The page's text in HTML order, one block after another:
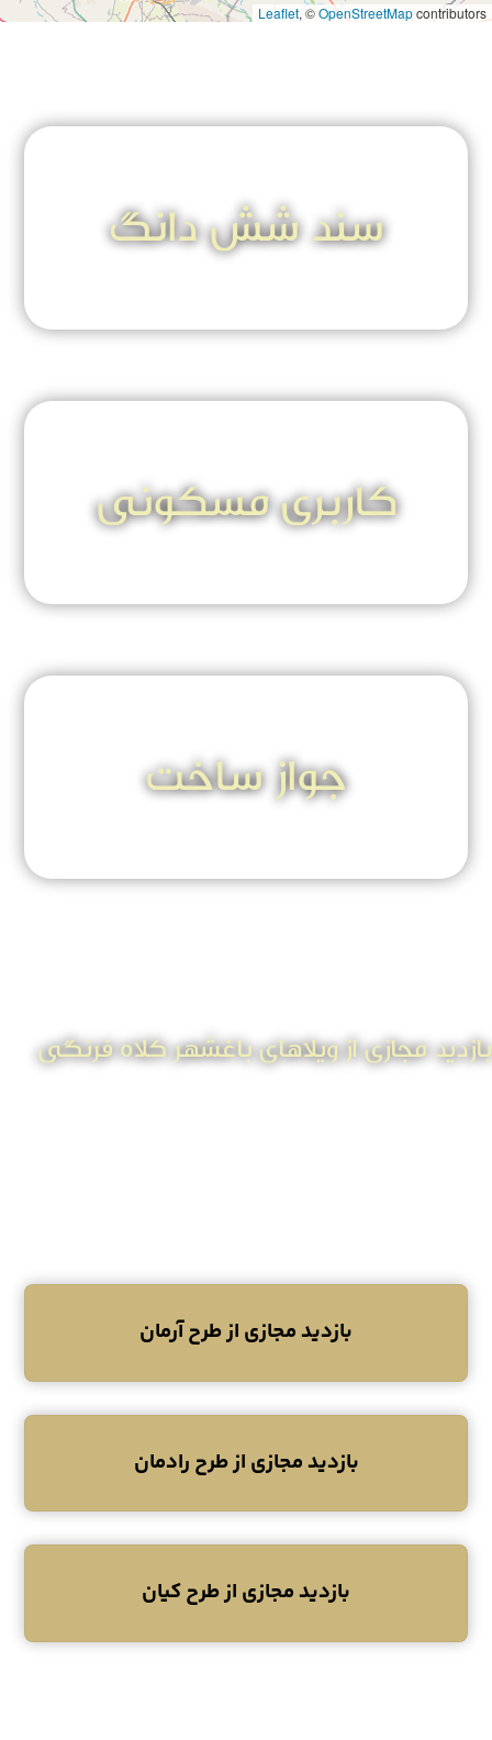
Leaflet, ©OpenStreetMapcontributors
سند شش دانگ
کاربری مسکونی
جواز ساخت
بازدید مجازی از ویلاهای باغشهر کلاه فرنگی
بازدید مجازی از طرح آرمان
بازدید مجازی از طرح رادمان
بازدید مجازی از طرح کیان